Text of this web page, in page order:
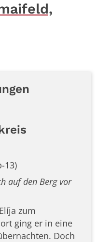
13)
auf den Berg vor
zum
ging er in eine
Doch